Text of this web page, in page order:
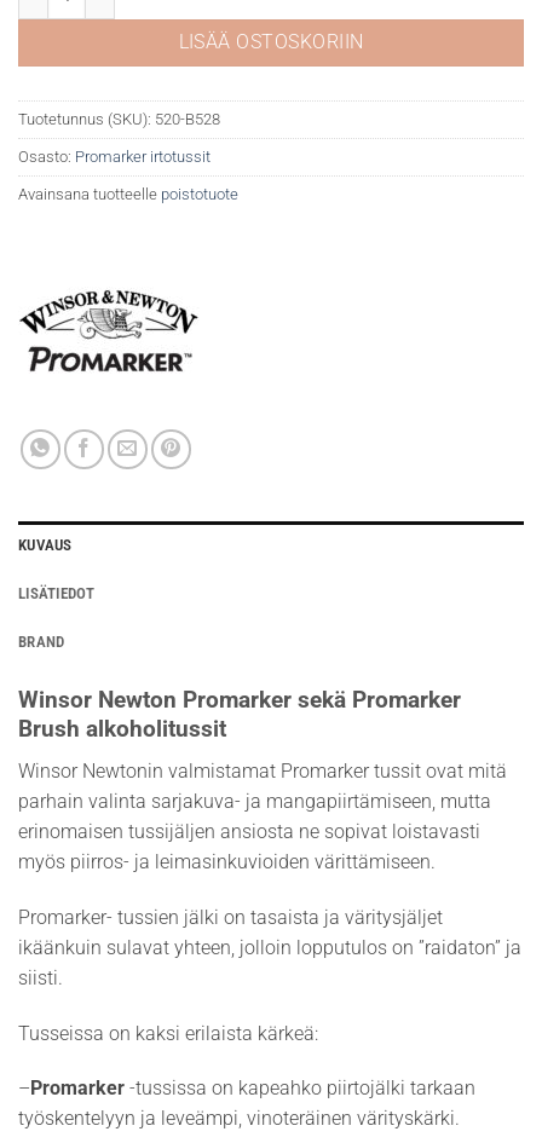
LISÄÄ OSTOSKORIIN
Tuotetunnus (SKU): 520-B528
Osasto: Promarker irtotussit
Avainsana tuotteelle poistotuote
KUVAUS
LISÄTIEDOT
BRAND
Winsor Newton Promarker sekä Promarker
Brush alkoholitussit
Winsor Newtonin valmistamat Promarker tussit ovat mitä
parhain valinta sarjakuva- ja mangapiirtämiseen, mutta
erinomaisen tussijäljen ansiosta ne sopivat loistavasti
myös piirros- ja leimasinkuvioiden värittämiseen.
Promarker- tussien jälki on tasaista ja väritysjäljet
ikäänkuin sulavat yhteen, jolloin lopputulos on ”raidaton” ja
siisti.
Tusseissa on kaksi erilaista kärkeä:
– Promarker -tussissa on kapeahko piirtojälki tarkaan
työskentelyyn ja leveämpi, vinoteräinen värityskärki.